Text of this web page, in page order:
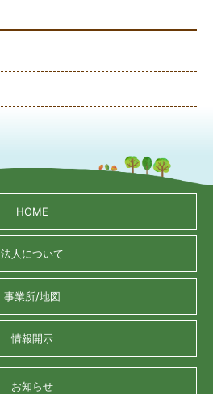
HOME
法人について
事業所/地図
情報開示
お知らせ